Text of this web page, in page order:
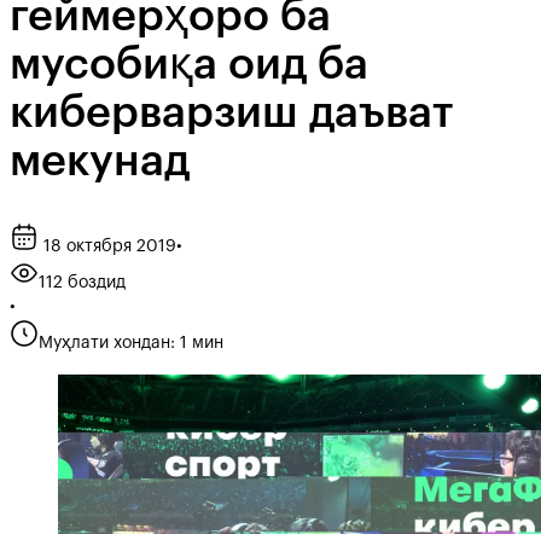
геймерҳоро ба
мусобиқа оид ба
киберварзиш даъват
мекунад
18 октября 2019•
112 боздид
•
Муҳлати хондан: 1 мин